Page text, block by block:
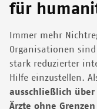
für
Immer mehr
Organisationen
stark reduzierter
Hilfe einzustellen.
ausschließlich
Ärzte ohne